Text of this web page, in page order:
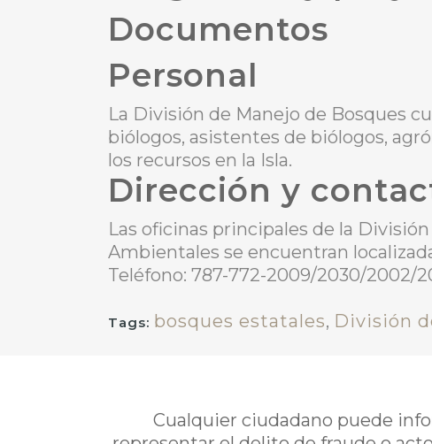
Documentos
Personal
La División de Manejo de Bosques
biólogos, asistentes de biólogos,
los recursos en la Isla.
Dirección y
Las oficinas principales de la
Ambientales se encuentran
Teléfono: 787-772-2009/2030/2002/
Tags: bosques estatales, División
Cualquier ciudadano puede